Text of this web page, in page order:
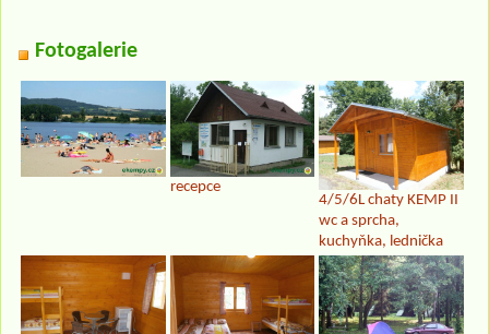
Fotogalerie
recepce
4/5/6L chaty KEMP II
wc a sprcha,
kuchyňka, lednička